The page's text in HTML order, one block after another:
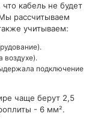
кабель не будет
рассчитываем
учитываем:
воздухе).
подключение
чаще берут 2,5
- 6 мм².